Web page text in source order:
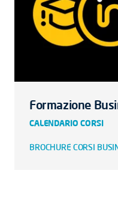
Formazione
CALENDARIO CORSI
BROCHURE CORSI